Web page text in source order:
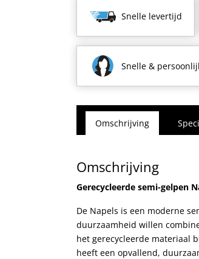
Snelle levertijd
Snelle &
Omschrijving
Omschrijving
Gerecycleerde semi-gelpen
De Napels is een moderne
duurzaamheid willen
het gerecycleerde materiaal
heeft een opvallend,